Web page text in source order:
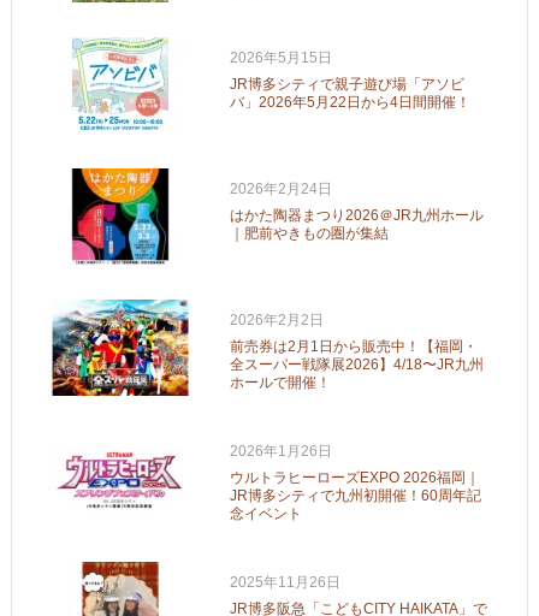
2026年5月15日
JR博多シティで親子遊び場「アソビ
バ」2026年5月22日から4日間開催！
2026年2月24日
はかた陶器まつり2026＠JR九州ホール
｜肥前やきもの圏が集結
2026年2月2日
前売券は2月1日から販売中！【福岡・
全スーパー戦隊展2026】4/18〜JR九州
ホールで開催！
2026年1月26日
ウルトラヒーローズEXPO 2026福岡｜
JR博多シティで九州初開催！60周年記
念イベント
2025年11月26日
JR博多阪急「こどもCITY HAIKATA」で